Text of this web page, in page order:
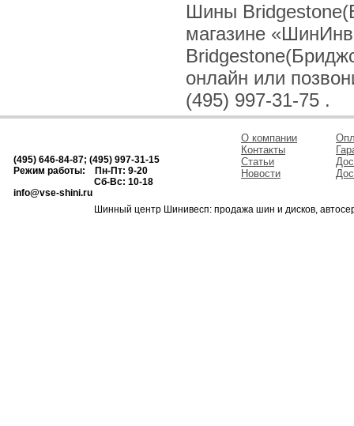
Шины
магазине
онлайн или
(495) 997-31-75 .
(495) 646-84-87; (495) 997-31-15
Режим работы: Пн-Пт: 9-20
Сб-Вс: 10-18
info@vse-shini.ru
О компании
Контакты
Статьи
Новости
Шинный центр Шинивесп: продажа шин и дисков,